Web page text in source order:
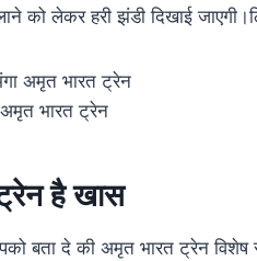
को लेकर हरी झंडी दिखाई
अमृत भारत ट्रेन
भारत ट्रेन
है खास
बता दे की अमृत भारत ट्रेन विशेष